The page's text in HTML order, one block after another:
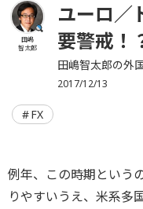
田嶋
智太郎
ユーロ／
要警戒！
田嶋智太郎の外
2017/12/13
FX
例年、この時期という
りやすいうえ、米系多